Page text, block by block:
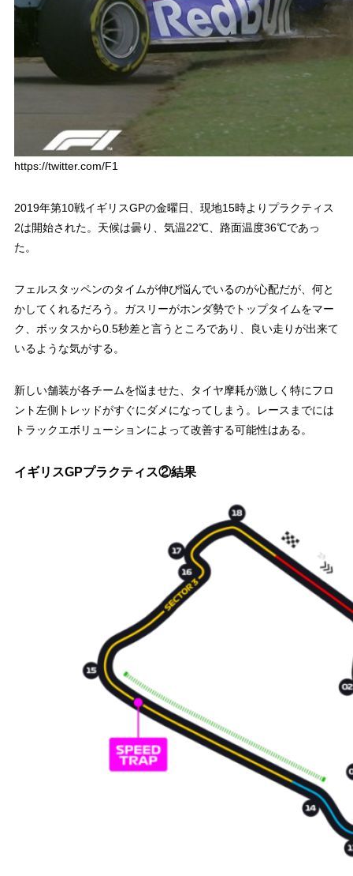
https://twitter.com/F1
2019年第10戦イギリスGPの金曜日、現地15時よりプラクティス
2は開始された。天候は曇り、気温22℃、路面温度36℃であっ
た。
フェルスタッペンのタイムが伸び悩んでいるのが心配だが、何と
かしてくれるだろう。ガスリーがホンダ勢でトップタイムをマー
ク、ボッタスから0.5秒差と言うところであり、良い走りが出来て
いるような気がする。
新しい舗装が各チームを悩ませた、タイヤ摩耗が激しく特にフロ
ント左側トレッドがすぐにダメになってしまう。レースまでには
トラックエボリューションによって改善する可能性はある。
イギリスGPプラクティス②結果